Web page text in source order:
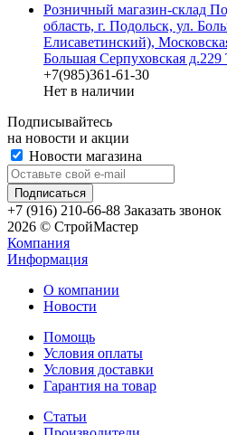
Розничный магазин-склад
область, г. Подольск, ул.
Елисаветинский),
Большая Серпуховская
+7(985)361-61-30
Нет в наличии
Подписывайтесь
на новости и акции
Новости магазина
+7 (916) 210-66-88 Заказать звонок
2026 © СтройМастер
Компания
Информация
О компании
Новости
Помощь
Условия оплаты
Условия доставки
Гарантия на товар
Статьи